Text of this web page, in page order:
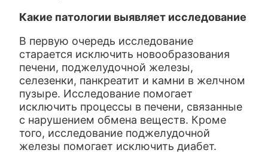
Какие патологии выявляет исследование
В первую очередь исследование
старается исключить новообразования
печени, поджелудочной железы,
селезенки, панкреатит и камни в желчном
пузыре. Исследование помогает
исключить процессы в печени, связанные
с нарушением обмена веществ. Кроме
того, исследование поджелудочной
железы помогает исключить диабет.